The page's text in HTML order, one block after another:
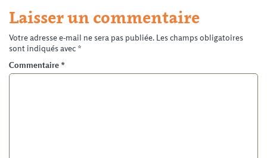
Laisser un commentaire
Votre adresse e-mail ne sera pas publiée. Les champs obligatoires
sont indiqués avec *
Commentaire *